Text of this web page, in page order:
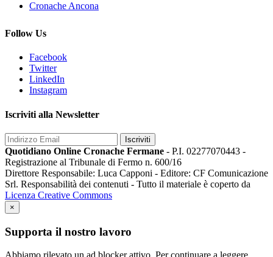
Cronache Ancona
Follow Us
Facebook
Twitter
LinkedIn
Instagram
Iscriviti alla Newsletter
Iscriviti
Quotidiano Online Cronache Fermane - P.I. 02277070443 -
Registrazione al Tribunale di Fermo n. 600/16
Direttore Responsabile: Luca Capponi - Editore: CF Comunicazione
Srl. Responsabilità dei contenuti - Tutto il materiale è coperto da
Licenza Creative Commons
×
Supporta il nostro lavoro